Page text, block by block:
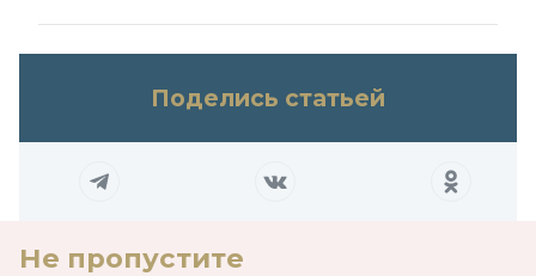
Поделись статьей
Не пропустите